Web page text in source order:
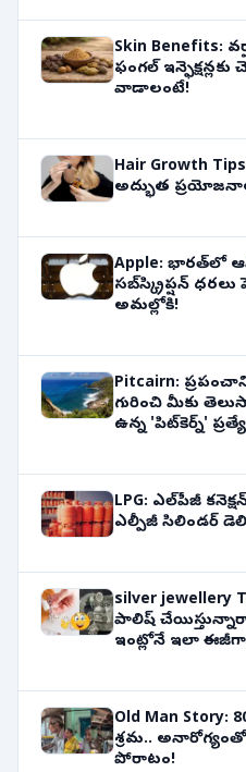
Skin Benefits:
ఫంగల్
వాడాలంటే!
Hair Growth
అద్భుత
Apple: భారత్‌లో
సబ్‌స్క్రిప్షన్ ధరలు
అమల్లోకి!
Pitcairn:
గురించి మీకు
ఉన్న 'పిట్‌కెర్న్'
LPG: ఎల్‌పీజీ
ఎల్పీజీ సిలిండర్
silver jewellery
పాలిష్
ఇంట్లోనే ఇలా ఈజీగా
Old Man Story:
శ్రమ.. అనారోగ్యంతో
పోరాటం!